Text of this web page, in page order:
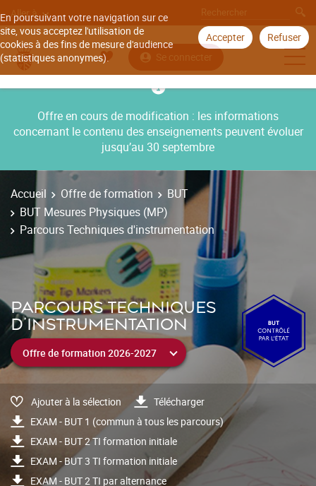
En poursuivant votre navigation sur ce
site, vous acceptez l'utilisation de
cookies à des fins de mesure d'audience
(statistiques anonymes).
Accepter Refuser
Aller à
Se connecter
Offre en cours de modification : les informations
concernant le contenu des enseignements peuvent évoluer
jusqu’au 30 septembre
Accueil Offre de formation
BUT
BUT Mesures Physiques (MP)
Parcours Techniques d'instrumentation
PARCOURS TECHNIQUES
D'INSTRUMENTATION
Ajouter à la sélection
Télécharger
EXAM - BUT 1 (commun à tous les parcours)
EXAM - BUT 2 TI formation initiale
EXAM - BUT 3 TI formation initiale
EXAM - BUT 2 TI par alternance